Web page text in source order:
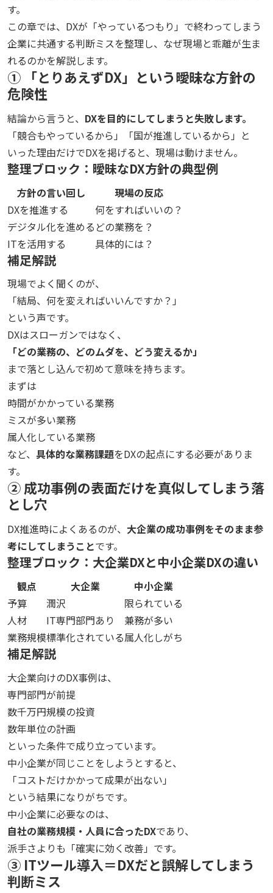
す。
この章では、DXが「やっているつもり」で終わってしまう
企業に共通する判断ミスを整理し、なぜ現場と乖離が生ま
れるのかを解説します。
① 「とりあえずDX」という曖昧な方針の
危険性
結論から言うと、 DXを目的にしてしまうと失敗します。
「競合もやっているから」「国が推進しているから」と
いった理由だけでDXを掲げると、現場は動けません。
整理ブロック：曖昧なDX方針の典型例
方針の言い回し
現場の反応
DXを推進する
何をすればいいの？
デジタル化を進める どの業務を？
ITを活用する
具体的には？
補足解説
現場でよく聞くのが、
「結局、何を変えればいいんですか？」
という声です。
DXはスローガンではなく、
「どの業務の、どのムダを、どう変えるか」
まで落とし込んで初めて意味を持ちます。
まずは
時間がかかっている業務
ミスが多い業務
属人化している業務
など、 具体的な業務課題をDXの起点にする必要がありま
す。
② 成功事例の表面だけを真似してしまう落
とし穴
DX推進時によくあるのが、 大企業の成功事例をそのまま参
考にしてしまうことです。
整理ブロック：大企業DXと中小企業DXの違い
観点 大企業
中小企業
予算
潤沢
限られている
人材
IT専門部門あり
兼務が多い
業務規模標準化されている属人化しがち
補足解説
大企業向けのDX事例は、
専門部門が前提
数千万円規模の投資
数年単位の計画
といった条件で成り立っています。
中小企業が同じことをしようとすると、
「コストだけかかって成果が出ない」
という結果になりがちです。
中小企業に必要なのは、
自社の業務規模・人員に合ったDXであり、
派手さよりも「確実に効く改善」です。
③ ITツール導入＝DXだと誤解してしまう
判断ミス